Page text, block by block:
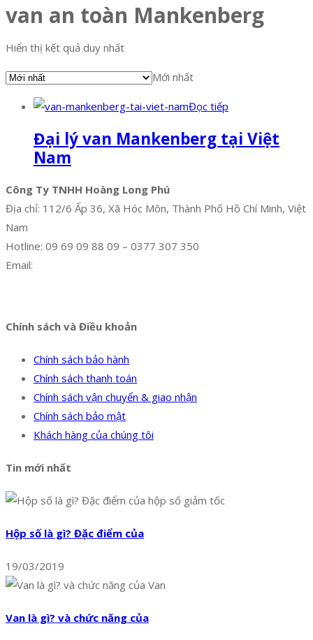
van an toàn Mankenberg
Hiển thị kết quả duy nhất
Mới nhất
Đọc tiếp
Đại lý van Mankenberg tại Việt
Nam
Công Ty TNHH Hoàng Long Phú
Địa chỉ: 112/6 Ấp 36, Xã Hóc Môn, Thành Phố Hồ Chí Minh, Việt
Nam
Hotline: 09 69 09 88 09 – 0377 307 350
Email:
Chính sách và Điều khoản
Chính sách bảo hành
Chính sách thanh toán
Chính sách vận chuyển & giao nhận
Chính sách bảo mật
Khách hàng của chúng tôi
Tin mới nhất
Hộp số là gì? Đặc điểm của
19/03/2019
Van là gì? và chức năng của